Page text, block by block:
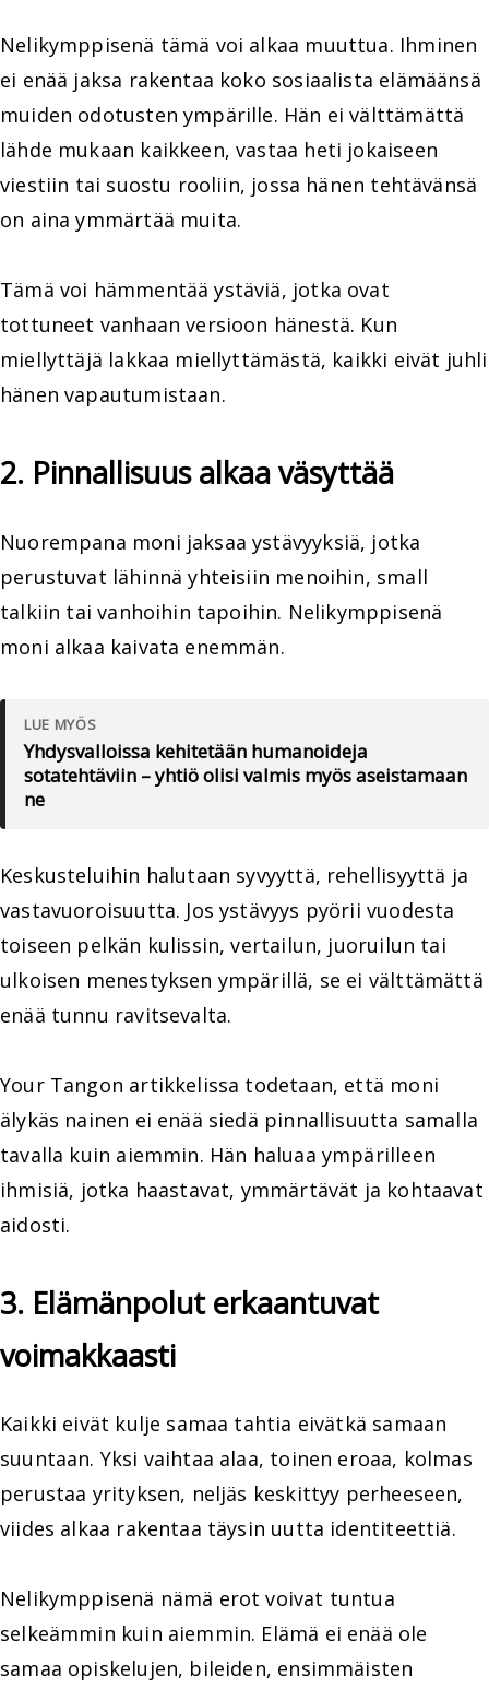
Nelikymppisenä tämä voi alkaa muuttua. Ihminen
ei enää jaksa rakentaa koko sosiaalista elämäänsä
muiden odotusten ympärille. Hän ei välttämättä
lähde mukaan kaikkeen, vastaa heti jokaiseen
viestiin tai suostu rooliin, jossa hänen tehtävänsä
on aina ymmärtää muita.
Tämä voi hämmentää ystäviä, jotka ovat
tottuneet vanhaan versioon hänestä. Kun
miellyttäjä lakkaa miellyttämästä, kaikki eivät juhli
hänen vapautumistaan.
2. Pinnallisuus alkaa väsyttää
Nuorempana moni jaksaa ystävyyksiä, jotka
perustuvat lähinnä yhteisiin menoihin, small
talkiin tai vanhoihin tapoihin. Nelikymppisenä
moni alkaa kaivata enemmän.
LUE MYÖS
Yhdysvalloissa kehitetään humanoideja
sotatehtäviin – yhtiö olisi valmis myös aseistamaan
ne
Keskusteluihin halutaan syvyyttä, rehellisyyttä ja
vastavuoroisuutta. Jos ystävyys pyörii vuodesta
toiseen pelkän kulissin, vertailun, juoruilun tai
ulkoisen menestyksen ympärillä, se ei välttämättä
enää tunnu ravitsevalta.
Your Tangon artikkelissa todetaan, että moni
älykäs nainen ei enää siedä pinnallisuutta samalla
tavalla kuin aiemmin. Hän haluaa ympärilleen
ihmisiä, jotka haastavat, ymmärtävät ja kohtaavat
aidosti.
3. Elämänpolut erkaantuvat
voimakkaasti
Kaikki eivät kulje samaa tahtia eivätkä samaan
suuntaan. Yksi vaihtaa alaa, toinen eroaa, kolmas
perustaa yrityksen, neljäs keskittyy perheeseen,
viides alkaa rakentaa täysin uutta identiteettiä.
Nelikymppisenä nämä erot voivat tuntua
selkeämmin kuin aiemmin. Elämä ei enää ole
samaa opiskelujen, bileiden, ensimmäisten